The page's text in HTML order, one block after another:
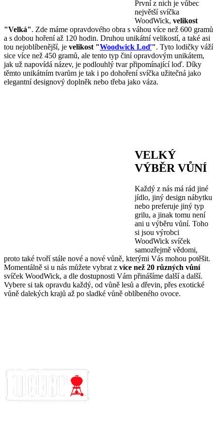
První z nich je vůbec
největší svíčka
WoodWick, velikost
"Velká". Zde máme opravdového obra s váhou více než 600 gramů
a s dobou hoření až 120 hodin. Druhou unikátní velikostí, a také asi
tou nejoblíbenější, je velikost "Woodwick Loď". Tyto lodičky váží
sice více než 450 gramů, ale tento typ činí opravdovým unikátem,
jak už napovídá název, je podlouhlý tvar připomínající loď. Díky
těmto unikátním tvarům je tak i po dohoření svíčka užitečná jako
elegantní designový doplněk nebo třeba jako váza.
VELKÝ
VÝBĚR VŮNÍ
Každý z nás má rád jiné
jídlo, jiný design nábytku
nebo preferuje jiný typ
grilu, a jinak tomu není
ani u výběru vůní. Toho
si jsou výrobci
WoodWick svíček
samozřejmě vědomi,
proto také tvoří stále nové a nové vůně, kterými Vás mohou potěšit.
Momentálně si u nás můžete vybrat z více než 20 různých vůní
svíček WoodWick, a dle dostupnosti Vám přinášíme další a další.
Vybere si tak opravdu každý, od vůně lesů a dřevin, přes exotické
vůně dalekých krajů až po sladké vůně oblíbeného ovoce.